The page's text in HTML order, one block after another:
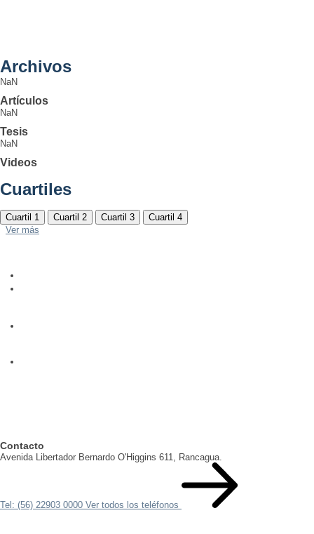
Archivos
NaN
Artículos
NaN
Tesis
NaN
Videos
Cuartiles
Cuartil 1 Cuartil 2 Cuartil 3
Cuartil 4
Ver más
Contacto
Avenida Libertador Bernardo O'Higgins 611, Rancagua.
Tel: (56) 22903 0000 Ver todos los teléfonos